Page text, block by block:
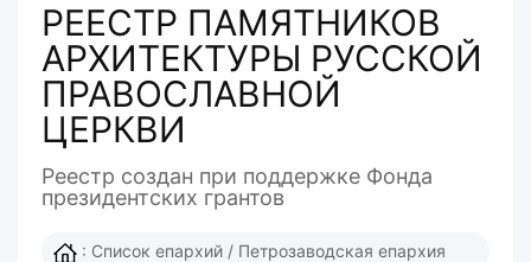
РЕЕСТР ПАМЯТНИКОВ
АРХИТЕКТУРЫ РУССКОЙ
ПРАВОСЛАВНОЙ
ЦЕРКВИ
Реестр создан при поддержке Фонда
президентcких грантов
: Список епархий / Петрозаводская епархия